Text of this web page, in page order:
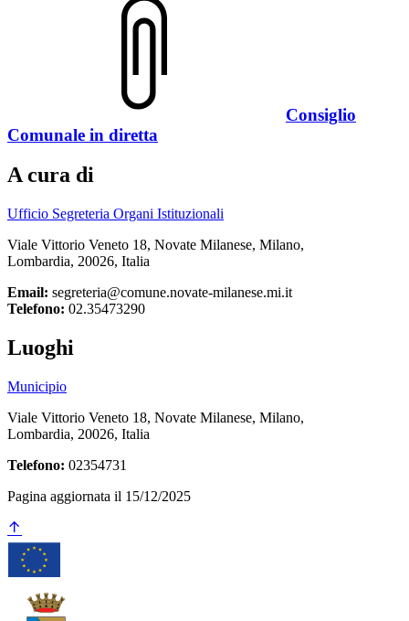
Consiglio
Comunale in diretta
A cura di
Ufficio Segreteria Organi Istituzionali
Viale Vittorio Veneto 18, Novate Milanese, Milano,
Lombardia, 20026, Italia
Email: segreteria@comune.novate-milanese.mi.it
Telefono: 02.35473290
Luoghi
Municipio
Viale Vittorio Veneto 18, Novate Milanese, Milano,
Lombardia, 20026, Italia
Telefono: 02354731
Pagina aggiornata il 15/12/2025